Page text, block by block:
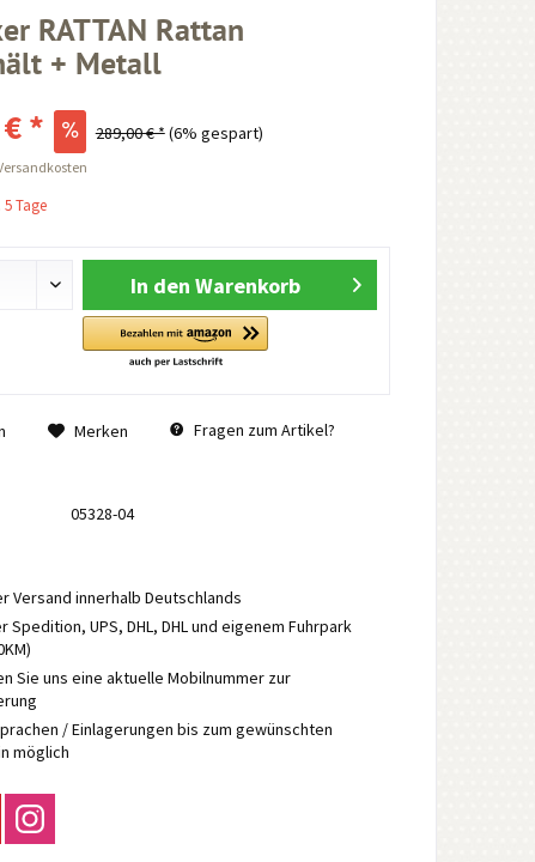
RATTAN Rattan
+ Metall
* 289,00 € *(6% gespart)
Tage
In den Warenkorb
Merken
Fragen zum Artikel?
05328-04
Versand innerhalb Deutschlands
Spedition, UPS, DHL, DHL und eigenem Fuhrpark
Sie uns eine aktuelle Mobilnummer zur
/ Einlagerungen bis zum gewünschten
möglich